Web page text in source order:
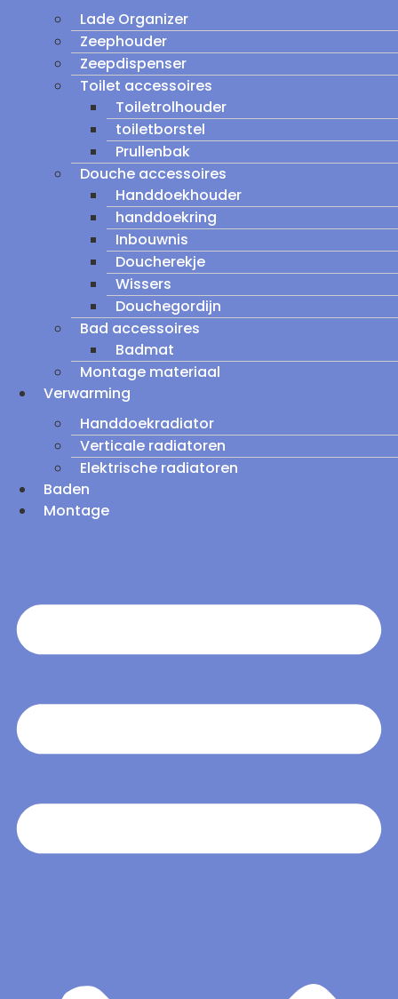
Lade Organizer
Zeephouder
Zeepdispenser
Toilet accessoires
Toiletrolhouder
toiletborstel
Prullenbak
Douche accessoires
Handdoekhouder
handdoekring
Inbouwnis
Doucherekje
Wissers
Douchegordijn
Bad accessoires
Badmat
Montage materiaal
Verwarming
Handdoekradiator
Verticale radiatoren
Elektrische radiatoren
Baden
Montage